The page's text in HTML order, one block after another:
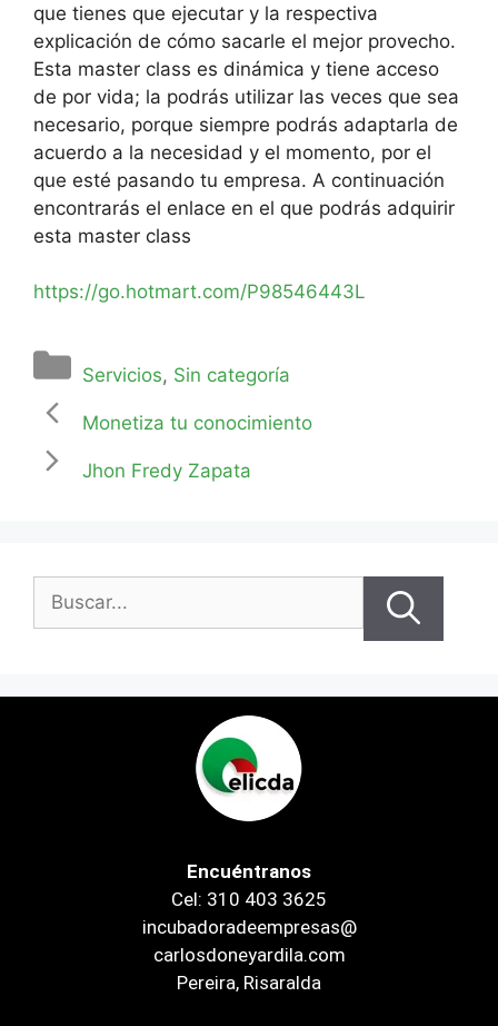
que tienes que ejecutar y la respectiva
explicación de cómo sacarle el mejor provecho.
Esta master class es dinámica y tiene acceso
de por vida; la podrás utilizar las veces que sea
necesario, porque siempre podrás adaptarla de
acuerdo a la necesidad y el momento, por el
que esté pasando tu empresa. A continuación
encontrarás el enlace en el que podrás adquirir
esta master class
https://go.hotmart.com/P98546443L
Servicios, Sin categoría
Monetiza tu conocimiento
Jhon Fredy Zapata
Encuéntranos
Cel: 310 403 3625
incubadoradeempresas@
carlosdoneyardila.com
Pereira, Risaralda